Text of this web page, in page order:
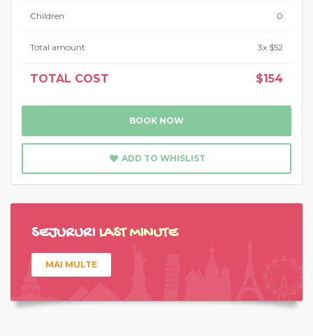
Children 0
Total amount 3x $52
TOTAL COST $154
BOOK NOW
ADD TO WHISLIST
SEJURURI LAST MINUTE
MAI MULTE